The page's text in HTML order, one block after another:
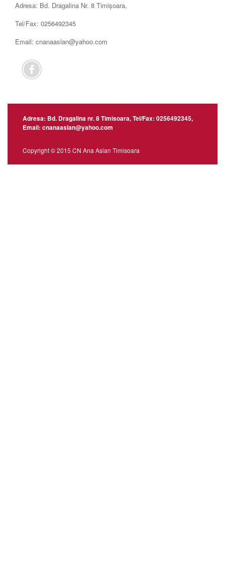
Adresa: Bd. Dragalina Nr. 8 Timișoara,
Tel/Fax: 0256492345
Email: cnanaaslan@yahoo.com
Adresa: Bd. Dragalina nr. 8 Timisoara, Tel/Fax: 0256492345,
Email: cnanaaslan@yahoo.com
Copyright © 2015 CN Ana Aslan Timisoara